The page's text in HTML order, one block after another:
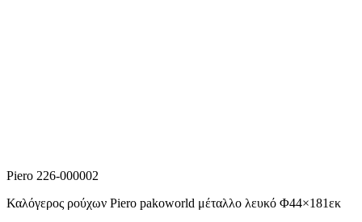
Piero 226-000002
Καλόγερος ρούχων Piero pakoworld μέταλλο λευκό Φ44×181εκ